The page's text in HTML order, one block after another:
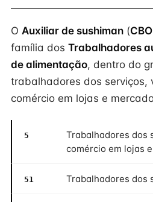
O Auxiliar de sushiman (
família dos Trabalhadores
de alimentação, dentro do
trabalhadores dos serviços,
comércio em lojas e
5
Trabalhadores dos
comércio em lojas
51 Trabalhadores dos